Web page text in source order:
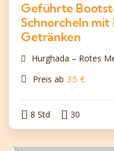
Geführte
Schnorcheln
Getränken
Hurghada – Rotes
Preis ab 35 €
8 Std 30